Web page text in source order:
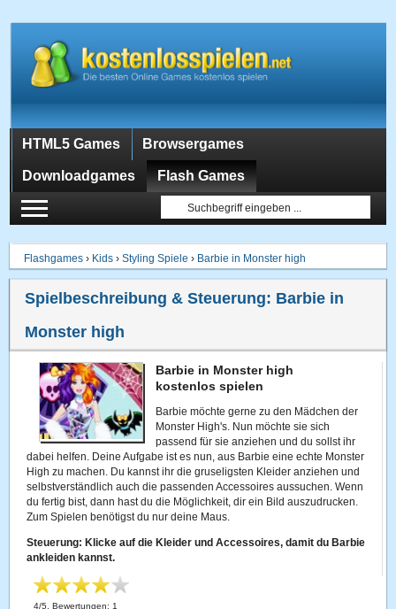
HTML5 Games Browsergames
Downloadgames Flash Games
Flashgames › Kids ›Styling Spiele › Barbie in Monster high
Spielbeschreibung & Steuerung: Barbie in
Monster high
Barbie in Monster high
kostenlos spielen
Barbie möchte gerne zu den Mädchen der
Monster High's. Nun möchte sie sich
passend für sie anziehen und du sollst ihr
dabei helfen. Deine Aufgabe ist es nun, aus Barbie eine echte Monster
High zu machen. Du kannst ihr die gruseligsten Kleider anziehen und
selbstverständlich auch die passenden Accessoires aussuchen. Wenn
du fertig bist, dann hast du die Möglichkeit, dir ein Bild auszudrucken.
Zum Spielen benötigst du nur deine Maus.
Steuerung: Klicke auf die Kleider und Accessoires, damit du Barbie
ankleiden kannst.
4/5 , Bewertungen: 1